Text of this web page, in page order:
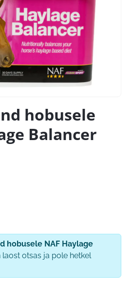
hobusele
Balancer
hobusele NAF Haylage
laost otsas ja pole hetkel